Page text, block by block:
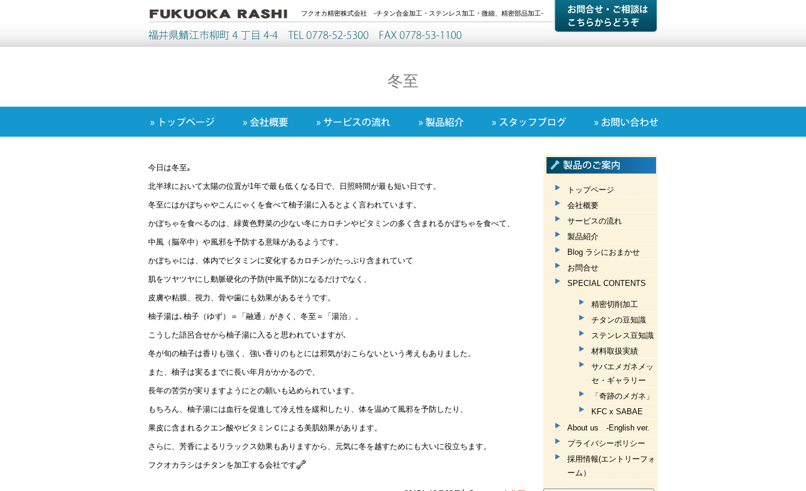
フクオカ精密株式会社 -チタン合金加工・ステンレス加工・微細、精密部品加工-
冬至
今日は冬至｡
北半球において太陽の位置が1年で最も低くなる日で、日照時間が最も短い日です。
冬至にはかぼちゃやこんにゃくを食べて柚子湯に入るとよく言われています。
かぼちゃを食べるのは、緑黄色野菜の少ない冬にカロチンやビタミンの多く含まれるかぼちゃを食べて、
中風（脳卒中）や風邪を予防する意味があるようです。
かぼちゃには、体内でビタミンに変化するカロチンがたっぷり含まれていて
肌をツヤツヤにし動脈硬化の予防(中風予防)になるだけでなく、
皮膚や粘膜、視力、骨や歯にも効果があるそうです。
柚子湯は､柚子（ゆず）＝「融通」がきく、冬至＝「湯治」。
こうした語呂合せから柚子湯に入ると思われていますが､
冬が旬の柚子は香りも強く、強い香りのもとには邪気がおこらないという考えもありました。
また、柚子は実るまでに長い年月がかかるので、
長年の苦労が実りますようにとの願いも込められています。
もちろん、柚子湯には血行を促進して冷え性を緩和したり、体を温めて風邪を予防したり、
果皮に含まれるクエン酸やビタミンＣによる美肌効果があります。
さらに、芳香によるリラックス効果もありますから、元気に冬を越すためにも大いに役立ちます。
フクオカラシはチタンを加工する会社です
トップページ
会社概要
サービスの流れ
製品紹介
Blog ラシにおまかせ
お問合せ
SPECIAL CONTENTS
精密切削加工
チタンの豆知識
ステンレス豆知識
材料取扱実績
サバエメガネメッ
セ・ギャラリー
「奇跡のメガネ」
KFC x SABAE
About us -English ver.
プライバシーポリシー
採用情報(エントリーフォ
ーム）